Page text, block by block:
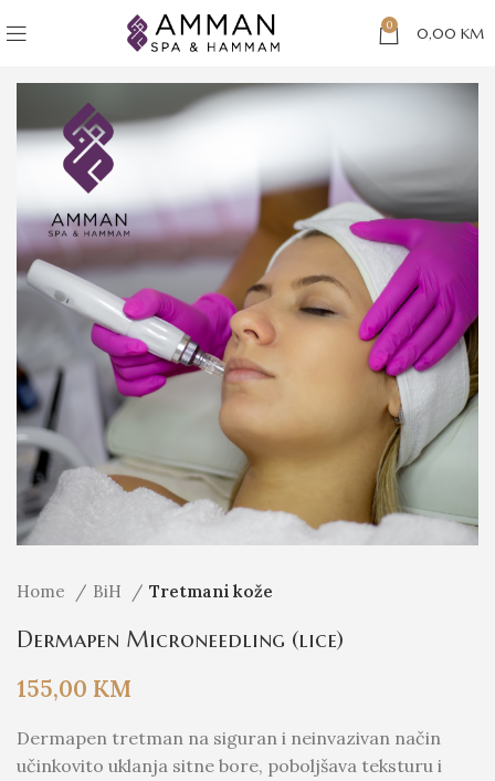
0 0,00 KM
Home BiH Tretmani kože
Dermapen Microneedling (lice)
155,00 KM
Dermapen tretman na siguran i neinvazivan način
učinkovito uklanja sitne bore, poboljšava teksturu i